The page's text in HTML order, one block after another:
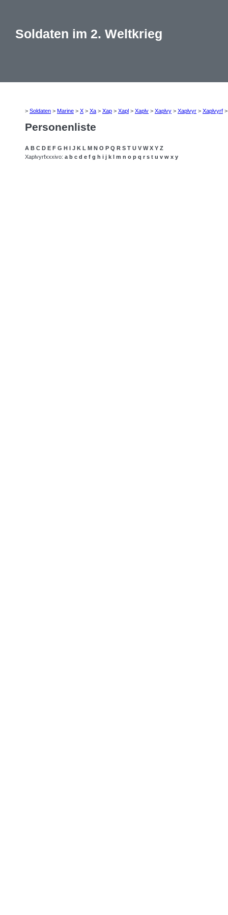
Soldaten im 2. Weltkrieg
> Soldaten > Marine > X > Xa > Xap > Xapl > Xaplv > Xaplvy > Xaplvyr > Xaplvyrf
Personenliste
A B C D E F G H I J K L M N O P Q R S T U V W X Y Z
Xaplvyrfxxxivo: a b c d e f g h i j k l m n o p q r s t u v w x y